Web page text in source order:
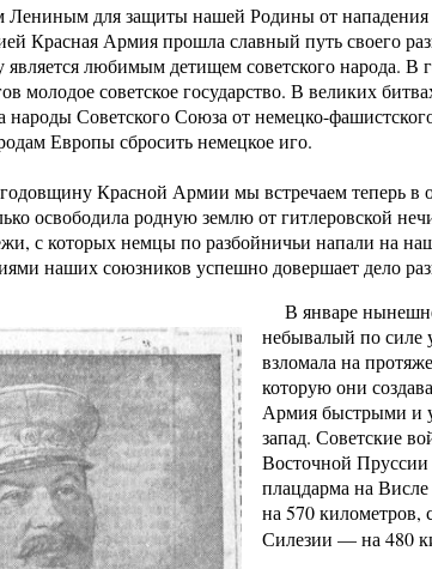
для защиты нашей Родины от нападения
Красная Армия прошла славный путь своего
является любимым детищем советского народа.
молодое советское государство. В великих
Советского Союза от немецко-
Европы сбросить немецкое иго.
Красной Армии мы встречаем теперь в
освободила родную землю от гитлеровской
с которых немцы по разбойничьи напали на
наших союзников успешно довершает дело
В январе
небывалый по силе
взломала на
которую они
Армия быстрыми и
запад. Советские
Восточной
плацдарма на
на 570 километров,
Силезии — на 480